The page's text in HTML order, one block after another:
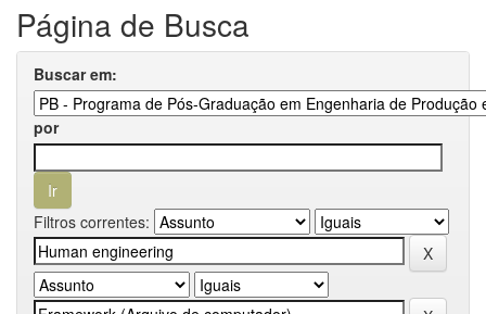
Página de Busca
Buscar em:
por
Filtros correntes: